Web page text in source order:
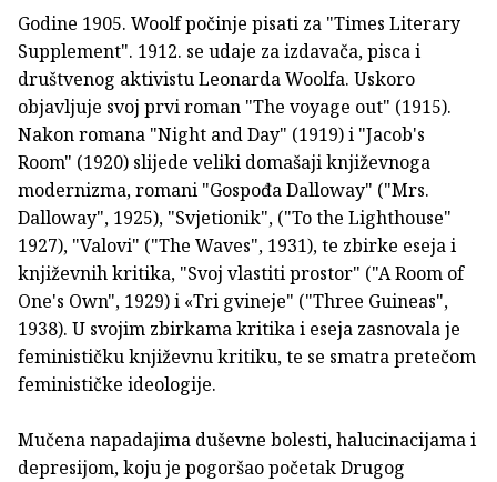
Godine 1905. Woolf počinje pisati za "Times Literary
Supplement". 1912. se udaje za izdavača, pisca i
društvenog aktivistu Leonarda Woolfa. Uskoro
objavljuje svoj prvi roman "The voyage out" (1915).
Nakon romana "Night and Day" (1919) i "Jacob's
Room" (1920) slijede veliki domašaji književnoga
modernizma, romani "Gospođa Dalloway" ("Mrs.
Dalloway", 1925), "Svjetionik", ("To the Lighthouse"
1927), "Valovi" ("The Waves", 1931), te zbirke eseja i
književnih kritika, "Svoj vlastiti prostor" ("A Room of
One's Own", 1929) i «Tri gvineje" ("Three Guineas",
1938). U svojim zbirkama kritika i eseja zasnovala je
feminističku književnu kritiku, te se smatra pretečom
feminističke ideologije.
Mučena napadajima duševne bolesti, halucinacijama i
depresijom, koju je pogoršao početak Drugog